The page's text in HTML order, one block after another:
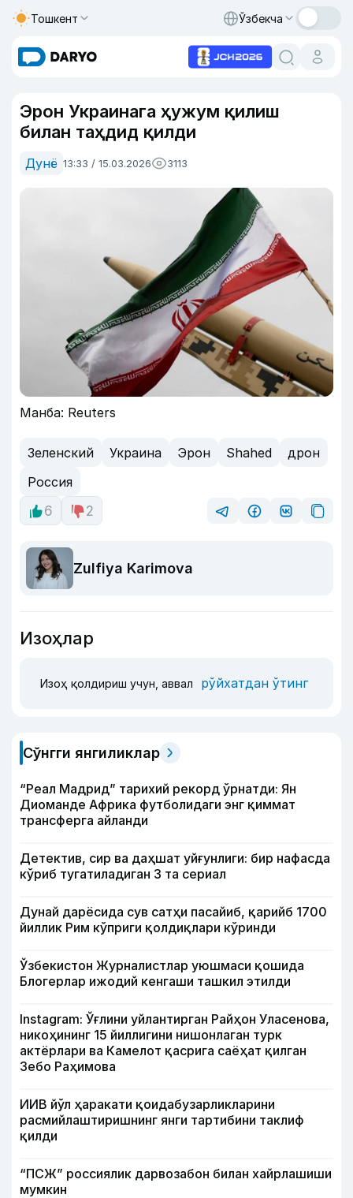
Тошкент Ўзбекча
Эрон Украинага ҳужум қилиш
билан таҳдид қилди
Дунё 13:33 / 15.03.2026 3113
Манба: Reuters
Зеленский Украина Эрон Shahed
дрон
Россия
6
2
Zulfiya Karimova
Изоҳлар
Изоҳ қолдириш учун, аввал рўйхатдан ўтинг
Сўнгги янгиликлар
“Реал Мадрид” тарихий рекорд ўрнатди: Ян
Диоманде Африка футболидаги энг қиммат
трансферга айланди
Детектив, сир ва даҳшат уйғунлиги: бир нафасда
кўриб тугатиладиган 3 та сериал
Дунай дарёсида сув сатҳи пасайиб, қарийб 1700
йиллик Рим кўприги қолдиқлари кўринди
Ўзбекистон Журналистлар уюшмаси қошида
Блогерлар ижодий кенгаши ташкил этилди
Instagram: Ўғлини уйлантирган Райҳон Уласенова,
никоҳининг 15 йиллигини нишонлаган турк
актёрлари ва Камелот қасрига саёҳат қилган
Зебо Раҳимова
ИИВ йўл ҳаракати қоидабузарликларини
расмийлаштиришнинг янги тартибини таклиф
қилди
“ПСЖ” россиялик дарвозабон билан хайрлашиши
мумкин